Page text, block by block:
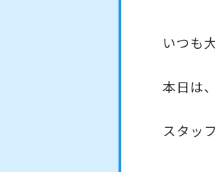
いつも
本日は、
スタッ